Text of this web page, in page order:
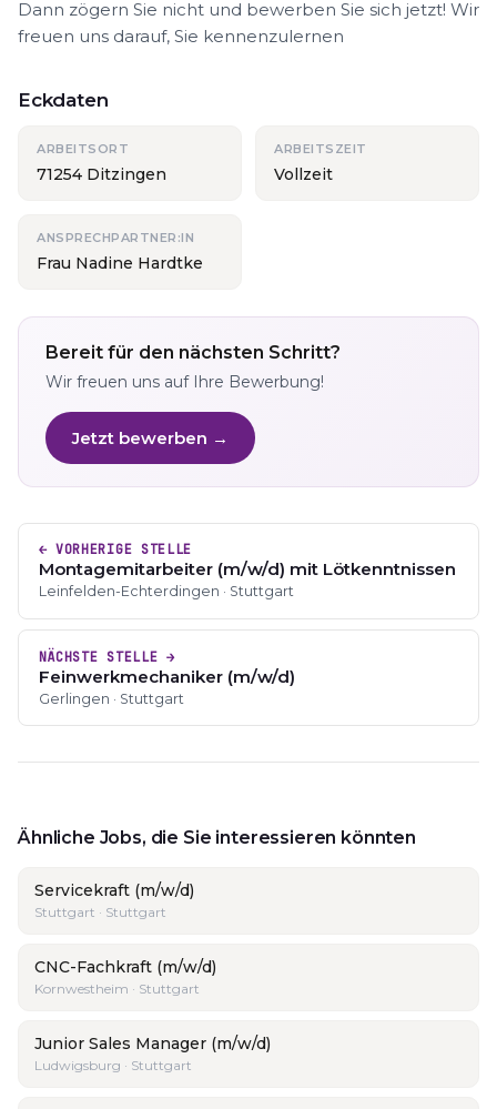
Dann zögern Sie nicht und bewerben Sie sich jetzt! Wir
freuen uns darauf, Sie kennenzulernen
Eckdaten
ARBEITSORT
71254 Ditzingen
ARBEITSZEIT
Vollzeit
ANSPRECHPARTNER:IN
Frau Nadine Hardtke
Bereit für den nächsten Schritt?
Wir freuen uns auf Ihre Bewerbung!
Jetzt bewerben →
← VORHERIGE STELLE
Montagemitarbeiter (m/w/d) mit Lötkenntnissen
Leinfelden-Echterdingen · Stuttgart
NÄCHSTE STELLE →
Feinwerkmechaniker (m/w/d)
Gerlingen · Stuttgart
Ähnliche Jobs, die Sie interessieren könnten
Servicekraft (m/w/d)
Stuttgart · Stuttgart
CNC-Fachkraft (m/w/d)
Kornwestheim · Stuttgart
Junior Sales Manager (m/w/d)
Ludwigsburg · Stuttgart